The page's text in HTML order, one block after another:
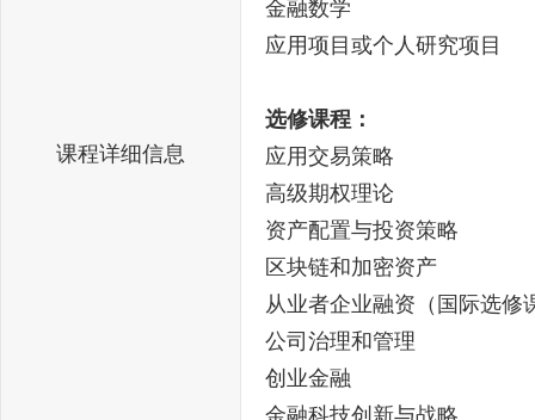
课程详细信息
金融数学
应用项目或个人研究项目
选修课程：
应用交易策略
高级期权理论
资产配置与投资策略
区块链和加密资产
从业者企业融资（国际选修
公司治理和管理
创业金融
金融科技创新与战略